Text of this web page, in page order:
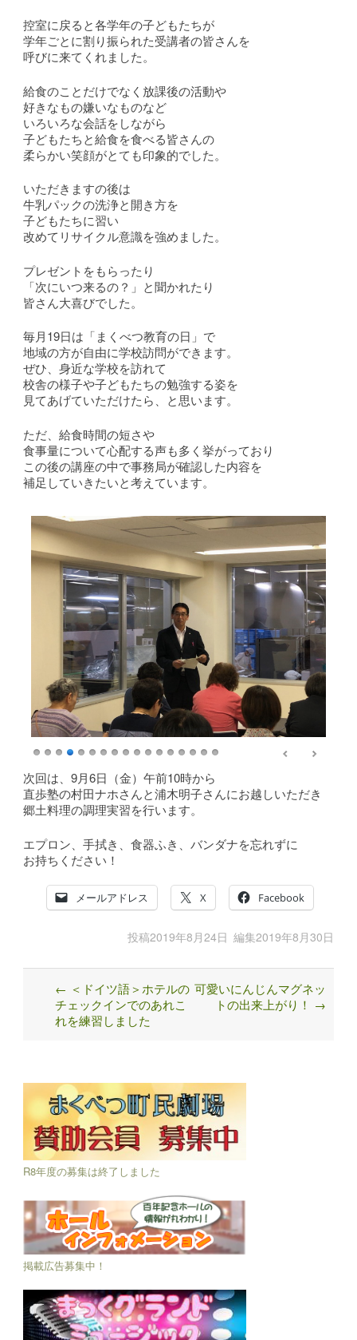
控室に戻ると各学年の子どもたちが
学年ごとに割り振られた受講者の皆さんを
呼びに来てくれました。
給食のことだけでなく放課後の活動や
好きなもの嫌いなものなど
いろいろな会話をしながら
子どもたちと給食を食べる皆さんの
柔らかい笑顔がとても印象的でした。
いただきますの後は
牛乳パックの洗浄と開き方を
子どもたちに習い
改めてリサイクル意識を強めました。
プレゼントをもらったり
「次にいつ来るの？」と聞かれたり
皆さん大喜びでした。
毎月19日は「まくべつ教育の日」で
地域の方が自由に学校訪問ができます。
ぜひ、身近な学校を訪れて
校舎の様子や子どもたちの勉強する姿を
見てあげていただけたら、と思います。
ただ、給食時間の短さや
食事量について心配する声も多く挙がっており
この後の講座の中で事務局が確認した内容を
補足していきたいと考えています。
次回は、9月6日（金）午前10時から
直歩塾の村田ナホさんと浦木明子さんにお越しいただき
郷土料理の調理実習を行います。
エプロン、手拭き、食器ふき、バンダナを忘れずに
お持ちください！
メールアドレス X Facebook
投稿2019年8月24日 編集2019年8月30日
Post
navigation
← ＜ドイツ語＞ホテルの
チェックインでのあれこ
れを練習しました
可愛いにんじんマグネッ
トの出来上がり！ →
R8年度の募集は終了しました
掲載広告募集中！